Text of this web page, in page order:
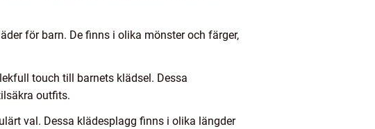
för barn. De finns i olika mönster och färger,
touch till barnets klädsel. Dessa
outfits.
val. Dessa klädesplagg finns i olika längder